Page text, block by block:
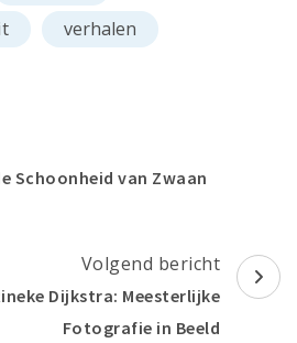
verhalen
Schoonheid van Zwaan
Volgend bericht
Dijkstra: Meesterlijke
Fotografie in Beeld